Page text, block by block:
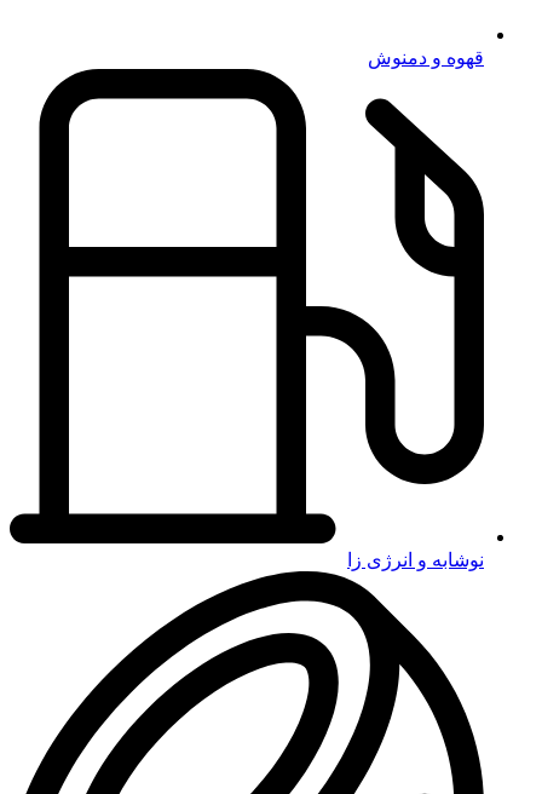
قهوه و دمنوش
نوشابه و انرژی زا